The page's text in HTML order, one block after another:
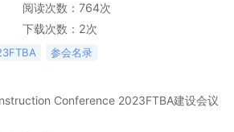
阅读次数：764次
下载次数：2次
参会名录
Conference 2023FTBA建设会议